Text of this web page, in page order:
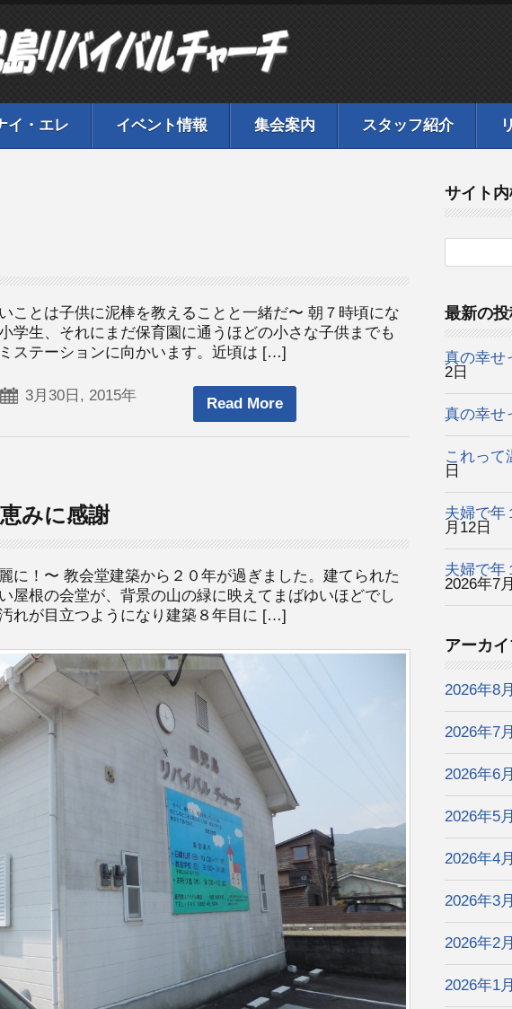
イ・エレ イベント情報 集会案内 スタッフ紹介
ことは子供に泥棒を教えることと一緒だ〜 朝７時頃にな
学生、それにまだ保育園に通うほどの小さな子供までも
ステーションに向かいます。近頃は […]
3月30日, 2015年 Read More
みに感謝
に！〜 教会堂建築から２０年が過ぎました。建てられた
屋根の会堂が、背景の山の緑に映えてまばゆいほどでし
れが目立つようになり建築８年目に […]
サイト
最新の
真の幸せ
2日
真の幸せ
これって
日
夫婦で
月12日
夫婦で年
2026年7
アーカ
2026年8月
2026年7月
2026年6月
2026年5月
2026年4月
2026年3月
2026年2月
2026年1月